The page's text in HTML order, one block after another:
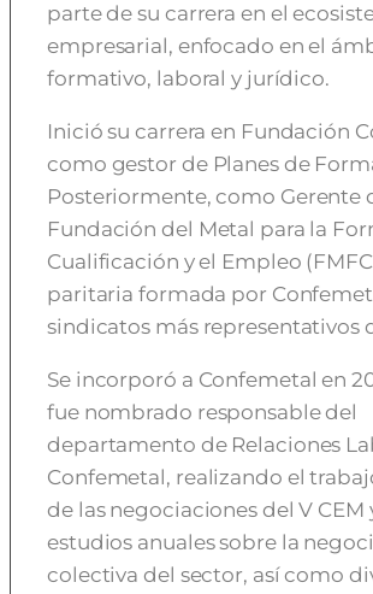
parte de su carrera en el
empresarial, enfocado en el
formativo, laboral y jurídico.
Inició su carrera en Fundación
como gestor de Planes de
Posteriormente, como Gerente
Fundación del Metal para la
Cualificación y el Empleo
paritaria formada por
sindicatos más representativos
Se incorporó a Confemetal en
fue nombrado responsable del
departamento de Relaciones
Confemetal, realizando el
de las negociaciones del V CEM
estudios anuales sobre la
colectiva del sector, así como